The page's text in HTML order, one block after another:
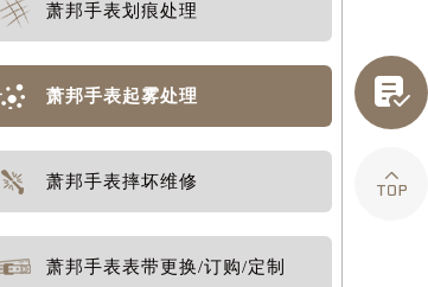
萧邦手表划痕处理
萧邦手表起雾处理
萧邦手表摔坏维修
萧邦手表表带更换/订购/定制

